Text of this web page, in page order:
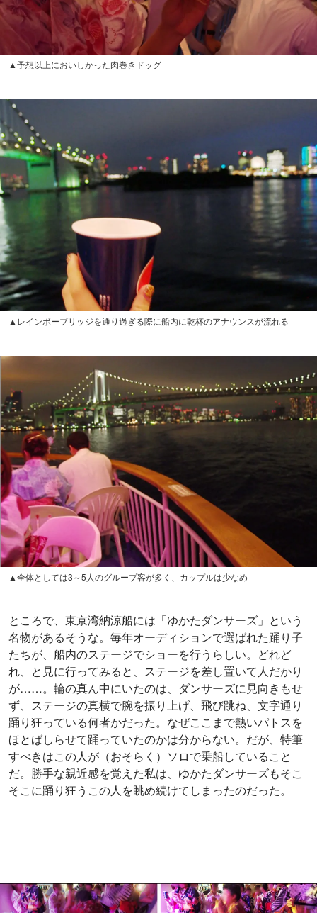
▲予想以上においしかった肉巻きドッグ
▲レインボーブリッジを通り過ぎる際に船内に乾杯のアナウンスが流れる
▲全体としては3～5人のグループ客が多く、カップルは少なめ
ところで、東京湾納涼船には「ゆかたダンサーズ」という
名物があるそうな。毎年オーディションで選ばれた踊り子
たちが、船内のステージでショーを行うらしい。どれど
れ、と見に行ってみると、ステージを差し置いて人だかり
が……。輪の真ん中にいたのは、ダンサーズに見向きもせ
ず、ステージの真横で腕を振り上げ、飛び跳ね、文字通り
踊り狂っている何者かだった。なぜここまで熱いパトスを
ほとばしらせて踊っていたのかは分からない。だが、特筆
すべきはこの人が（おそらく）ソロで乗船していること
だ。勝手な親近感を覚えた私は、ゆかたダンサーズもそこ
そこに踊り狂うこの人を眺め続けてしまったのだった。